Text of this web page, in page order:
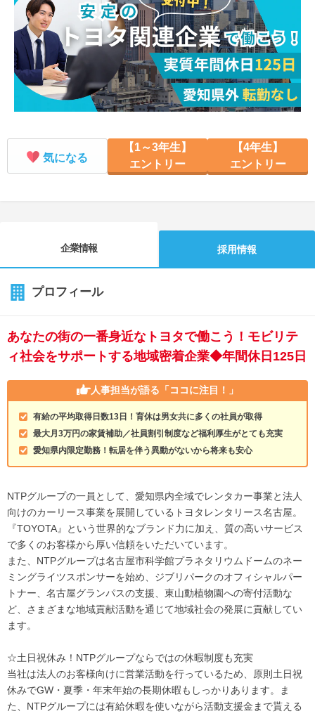
気になる
【1～3年生】
エントリー
【4年生】
エントリー
企業情報 採用情報
プロフィール
あなたの街の一番身近なトヨタで働こう！モビリテ
ィ社会をサポートする地域密着企業◆年間休日125日
人事担当が語る 「ココに注目！」
有給の平均取得日数13日！育休は男女共に多くの社員が取得
最大月3万円の家賃補助／社員割引制度など福利厚生がとても充実
愛知県内限定勤務！転居を伴う異動がないから将来も安心
NTPグループの一員として、愛知県内全域でレンタカー事業と法人
向けのカーリース事業を展開しているトヨタレンタリース名古屋。
『TOYOTA』という世界的なブランド力に加え、質の高いサービス
で多くのお客様から厚い信頼をいただいています。
また、NTPグループは名古屋市科学館プラネタリウムドームのネー
ミングライツスポンサーを始め、ジブリパークのオフィシャルパー
トナー、名古屋グランパスの支援、東山動植物園への寄付活動な
ど、さまざまな地域貢献活動を通じて地域社会の発展に貢献してい
ます。
☆土日祝休み！NTPグループならではの休暇制度も充実
当社は法人のお客様向けに営業活動を行っているため、原則土日祝
休みでGW・夏季・年末年始の長期休暇もしっかりあります。ま
た、NTPグループには有給休暇を使いながら活動支援金まで貰える